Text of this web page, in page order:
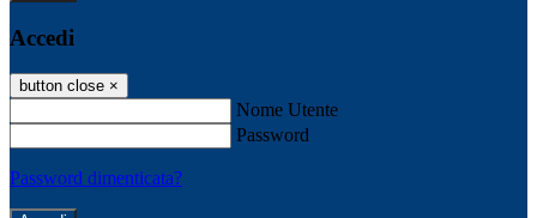
Accedi
button close ×
Nome Utente
Password
Password dimenticata?